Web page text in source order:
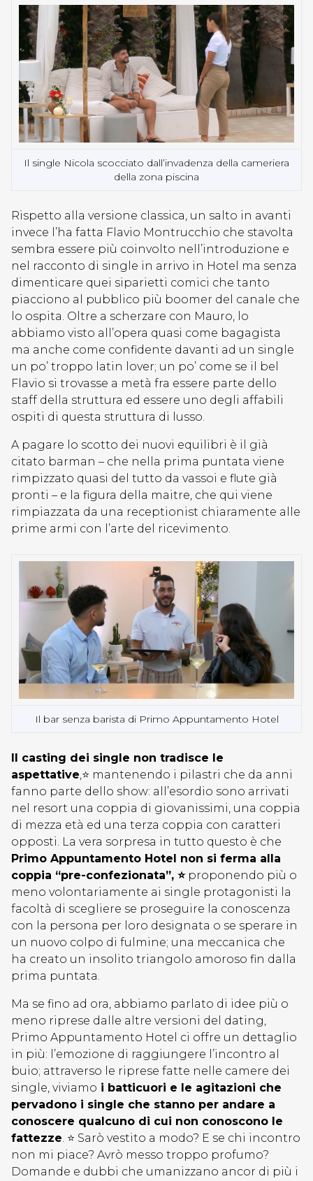
Il single Nicola scocciato dall’invadenza della cameriera
della zona piscina
Rispetto alla versione classica, un salto in avanti
invece l’ha fatta Flavio Montrucchio che stavolta
sembra essere più coinvolto nell’introduzione e
nel racconto di single in arrivo in Hotel ma senza
dimenticare quei siparietti comici che tanto
piacciono al pubblico più boomer del canale che
lo ospita. Oltre a scherzare con Mauro, lo
abbiamo visto all’opera quasi come bagagista
ma anche come confidente davanti ad un single
un po’ troppo latin lover; un po’ come se il bel
Flavio si trovasse a metà fra essere parte dello
staff della struttura ed essere uno degli affabili
ospiti di questa struttura di lusso.
A pagare lo scotto dei nuovi equilibri è il già
citato barman – che nella prima puntata viene
rimpizzato quasi del tutto da vassoi e flute già
pronti – e la figura della maitre, che qui viene
rimpiazzata da una receptionist chiaramente alle
prime armi con l’arte del ricevimento.
Il bar senza barista di Primo Appuntamento Hotel
Il casting dei single non tradisce le
aspettative,⭐ mantenendo i pilastri che da anni
fanno parte dello show: all’esordio sono arrivati
nel resort una coppia di giovanissimi, una coppia
di mezza età ed una terza coppia con caratteri
opposti. La vera sorpresa in tutto questo è che
Primo Appuntamento Hotel non si ferma alla
coppia “pre-confezionata”, ⭐proponendo più o
meno volontariamente ai single protagonisti la
facoltà di scegliere se proseguire la conoscenza
con la persona per loro designata o se sperare in
un nuovo colpo di fulmine; una meccanica che
ha creato un insolito triangolo amoroso fin dalla
prima puntata.
Ma se fino ad ora, abbiamo parlato di idee più o
meno riprese dalle altre versioni del dating,
Primo Appuntamento Hotel ci offre un dettaglio
in più: l’emozione di raggiungere l’incontro al
buio; attraverso le riprese fatte nelle camere dei
single, viviamo i batticuori e le agitazioni che
pervadono i single che stanno per andare a
conoscere qualcuno di cui non conoscono le
fattezze. ⭐ Sarò vestito a modo? E se chi incontro
non mi piace? Avrò messo troppo profumo?
Domande e dubbi che umanizzano ancor di più i